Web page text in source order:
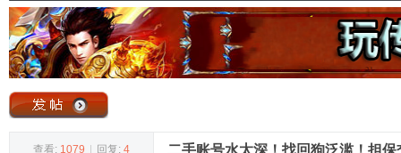
奇
查看: 1079 回复: 4 二手账号水太深！找回狗泛滥！担